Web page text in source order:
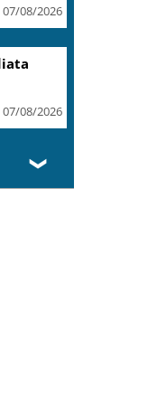
07/08/2026
07/08/2026
❯